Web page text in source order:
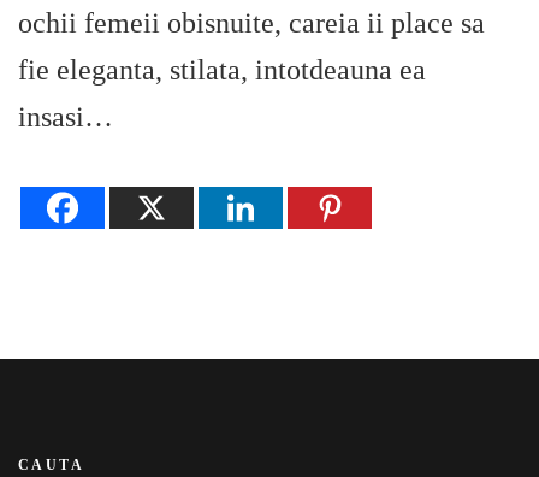
ochii femeii obisnuite, careia ii place sa
fie eleganta, stilata, intotdeauna ea
insasi…
CAUTA